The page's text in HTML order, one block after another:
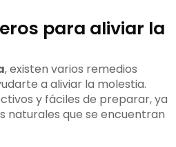
para aliviar la
, existen varios remedios
a aliviar la molestia.
y fáciles de preparar, ya
naturales que se encuentran